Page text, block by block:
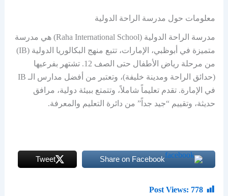
معلومات حول مدرسة الراحة الدولية
مدرسة الراحة الدولية (Raha International School) هي مدرسة
متميزة في أبوظبي، الإمارات، تتبع منهج البكالوريا الدولية (IB)
من مرحلة رياض الأطفال حتى الصف 12. تشتهر بفرعيها
(حدائق الراحة ومدينة خليفة)، وتعتبر من أفضل مدارس الـ IB
في الإمارة. تقدم تعليماً شاملاً، وتتمتع ببيئة دولية، مرافق
حديثة، وتقييم “جيد جداً” من دائرة التعليم والمعرفة.
Share on Facebook
Tweet
Post Views: 778